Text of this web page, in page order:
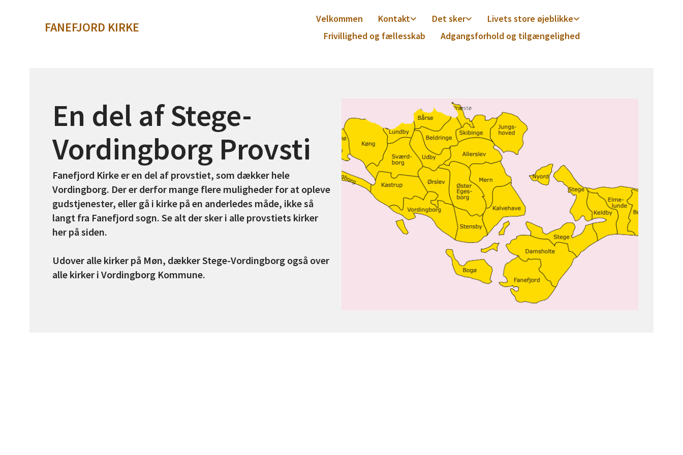
FANEFJORD KIRKE
Velkommen Kontakt Det sker
Livets store øjeblikke
Frivillighed og fællesskab
Adgangsforhold og tilgængelighed
En del af Stege-
Vordingborg Provsti
Fanefjord Kirke er en del af provstiet, som dækker hele
Vordingborg. Der er derfor mange flere muligheder for at opleve
gudstjenester, eller gå i kirke på en anderledes måde, ikke så
langt fra Fanefjord sogn. Se alt der sker i alle provstiets kirker
her på siden.
Udover alle kirker på Møn, dækker Stege-Vordingborg også over
alle kirker i Vordingborg Kommune.